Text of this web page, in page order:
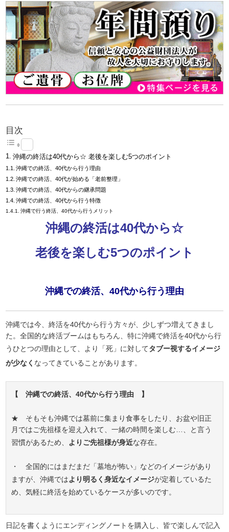
目次
沖縄の終活は40代から☆ 老後を楽しむ5つのポイント
沖縄での終活、40代から行う理由
沖縄での終活、40代が始める「老前整理」
沖縄での終活、40代からの継承問題
沖縄での終活、40代から行う特徴
沖縄で行う終活、40代から行うメリット
沖縄の終活は40代から☆
老後を楽しむ5つのポイント
沖縄での終活、40代から行う理由
沖縄では今、終活を40代から行う方々が、少しずつ増えてきまし
た。全国的な終活ブームはもちろん、特に沖縄で終活を40代から行
うひとつの理由として、より「死」に対してタブー視するイメージ
が少なく なってきていることがあります。
【 沖縄での終活、40代から行う理由 】
★ そもそも沖縄では墓前に集まり食事をしたり、お盆や旧正
月ではご先祖様を迎え入れて、一緒の時間を楽しむ…、と言う
習慣があるため、 よりご先祖様が身近な存在。
・ 全国的にはまだまだ「墓地が怖い」などのイメージがあり
ますが、沖縄ではより明るく身近なイメージが定着しているた
め、気軽に終活を始めているケースが多いのです。
日記を書くようにエンディングノートを購入し、皆で楽しんで記入